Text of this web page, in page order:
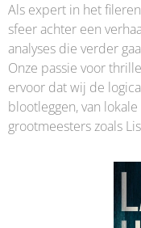
Als expert in het
sfeer achter een
analyses die verder
Onze passie voor
ervoor dat wij de
blootleggen, van
grootmeesters zoals